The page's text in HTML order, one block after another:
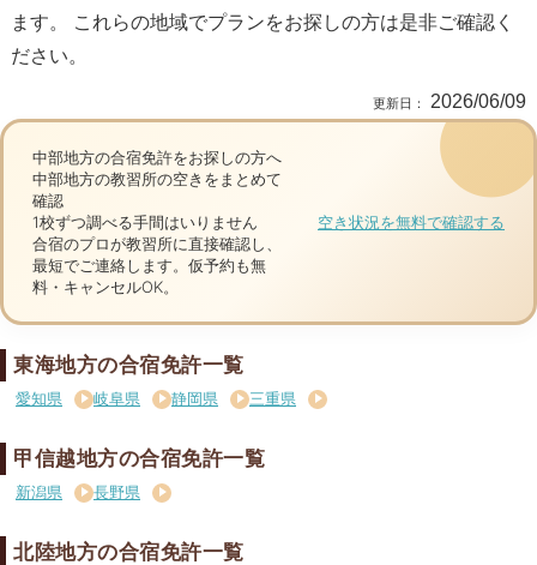
ます。 これらの地域でプランをお探しの方は是非ご確認く
ださい。
2026/06/09
中部地方の合宿免許をお探しの方へ
中部地方の教習所の空き をまとめて
確認
1校ずつ調べる手間はいりません
合宿のプロが教習所に直接確認し、
最短でご連絡します。仮予約も無
料・キャンセルOK。
空き状況を無料で確認する
東海地方の合宿免許一覧
愛知県 岐阜県 静岡県 三重県
甲信越地方の合宿免許一覧
新潟県 長野県
北陸地方の合宿免許一覧